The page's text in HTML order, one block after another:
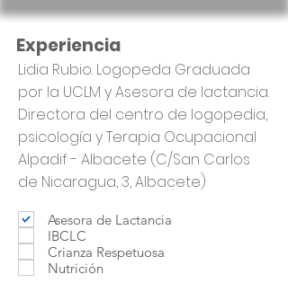
Lidia Rubio. Logopeda Graduada
por la UCLM y Asesora de lactancia.
Directora del centro de logopedia,
psicología y Terapia Ocupacional
Alpadif - Albacete (C/San Carlos
de Nicaragua, 3, Albacete)
Asesora de Lactancia
IBCLC
Crianza Respetuosa
Nutrición
Experiencia